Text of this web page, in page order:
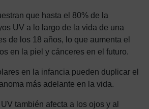
que hasta el 80% de la
UV a lo largo de la vida de una
de los 18 años, lo que aumenta el
en la piel y cánceres en el futuro.
en la infancia pueden duplicar el
más adelante en la vida.
también afecta a los ojos y al